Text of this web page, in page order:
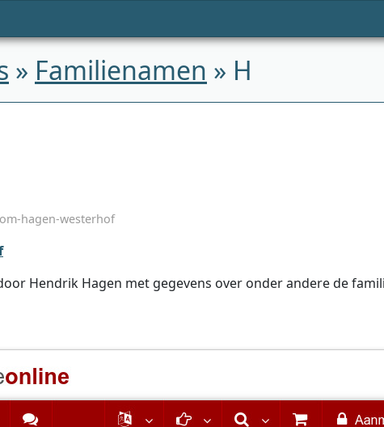
» Familienamen » H
hagen-westerhof
Hendrik Hagen met gegevens over onder andere de